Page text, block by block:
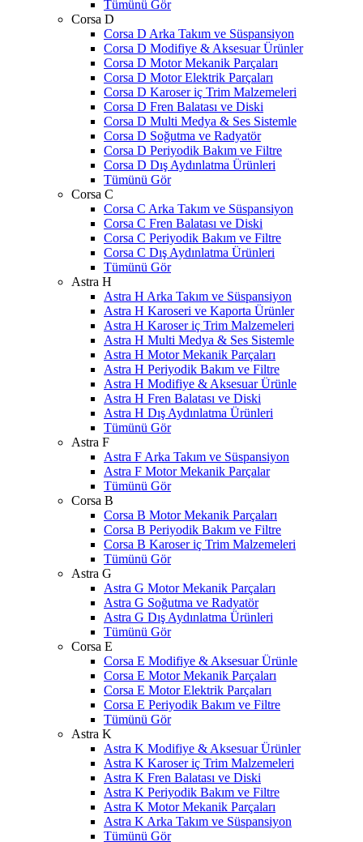
Tümünü Gör
Corsa D
Corsa D Arka Takım ve Süspansiyon
Corsa D Modifiye & Aksesuar Ürünler
Corsa D Motor Mekanik Parçaları
Corsa D Motor Elektrik Parçaları
Corsa D Karoser iç Trim Malzemeleri
Corsa D Fren Balatası ve Diski
Corsa D Multi Medya & Ses Sistemle
Corsa D Soğutma ve Radyatör
Corsa D Periyodik Bakım ve Filtre
Corsa D Dış Aydınlatma Ürünleri
Tümünü Gör
Corsa C
Corsa C Arka Takım ve Süspansiyon
Corsa C Fren Balatası ve Diski
Corsa C Periyodik Bakım ve Filtre
Corsa C Dış Aydınlatma Ürünleri
Tümünü Gör
Astra H
Astra H Arka Takım ve Süspansiyon
Astra H Karoseri ve Kaporta Ürünler
Astra H Karoser iç Trim Malzemeleri
Astra H Multi Medya & Ses Sistemle
Astra H Motor Mekanik Parçaları
Astra H Periyodik Bakım ve Filtre
Astra H Modifiye & Aksesuar Ürünle
Astra H Fren Balatası ve Diski
Astra H Dış Aydınlatma Ürünleri
Tümünü Gör
Astra F
Astra F Arka Takım ve Süspansiyon
Astra F Motor Mekanik Parçalar
Tümünü Gör
Corsa B
Corsa B Motor Mekanik Parçaları
Corsa B Periyodik Bakım ve Filtre
Corsa B Karoser iç Trim Malzemeleri
Tümünü Gör
Astra G
Astra G Motor Mekanik Parçaları
Astra G Soğutma ve Radyatör
Astra G Dış Aydınlatma Ürünleri
Tümünü Gör
Corsa E
Corsa E Modifiye & Aksesuar Ürünle
Corsa E Motor Mekanik Parçaları
Corsa E Motor Elektrik Parçaları
Corsa E Periyodik Bakım ve Filtre
Tümünü Gör
Astra K
Astra K Modifiye & Aksesuar Ürünler
Astra K Karoser iç Trim Malzemeleri
Astra K Fren Balatası ve Diski
Astra K Periyodik Bakım ve Filtre
Astra K Motor Mekanik Parçaları
Astra K Arka Takım ve Süspansiyon
Tümünü Gör